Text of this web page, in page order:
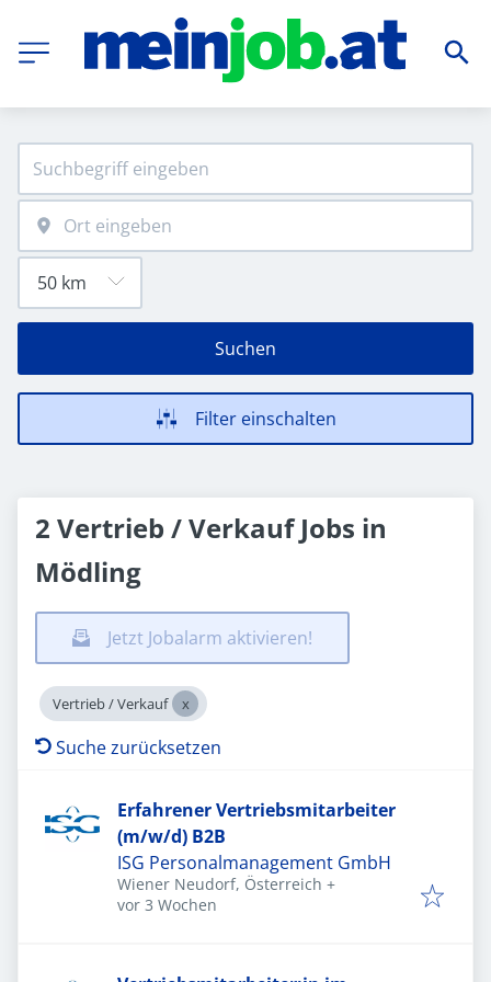
Suchen
Filter einschalten
2 Vertrieb / Verkauf Jobs in
Mödling
Jetzt Jobalarm aktivieren!
Vertrieb / Verkauf
Suche zurücksetzen
Erfahrener Vertriebsmitarbeiter
(m/w/d) B2B
ISG Personalmanagement GmbH
Wiener Neudorf, Österreich +
Veröffentlicht:
vor 3 Wochen